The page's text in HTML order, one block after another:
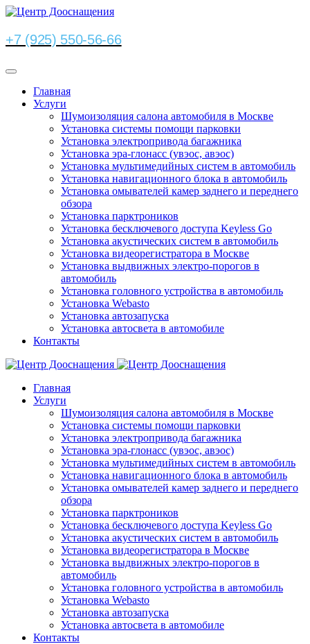
+7 (925) 550-56-66
Главная
Услуги
Шумоизоляция салона автомобиля в Москве
Установка системы помощи парковки
Установка электропривода багажника
Установка эра-глонасс (увэос, авэос)
Установка мультимедийных систем в автомобиль
Установка навигационного блока в автомобиль
Установка омывателей камер заднего и переднего
обзора
Установка парктроников
Установка бесключевого доступа Keyless Go
Установка акустических систем в автомобиль
Установка видеорегистратора в Москве
Установка выдвижных электро-порогов в
автомобиль
Установка головного устройства в автомобиль
Установка Webasto
Установка автозапуска
Установка автосвета в автомобиле
Контакты
Главная
Услуги
Шумоизоляция салона автомобиля в Москве
Установка системы помощи парковки
Установка электропривода багажника
Установка эра-глонасс (увэос, авэос)
Установка мультимедийных систем в автомобиль
Установка навигационного блока в автомобиль
Установка омывателей камер заднего и переднего
обзора
Установка парктроников
Установка бесключевого доступа Keyless Go
Установка акустических систем в автомобиль
Установка видеорегистратора в Москве
Установка выдвижных электро-порогов в
автомобиль
Установка головного устройства в автомобиль
Установка Webasto
Установка автозапуска
Установка автосвета в автомобиле
Контакты